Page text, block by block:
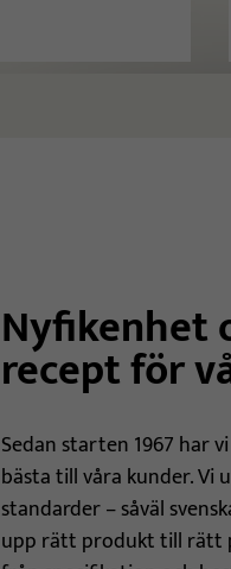
Nyfikenhet
recept för
Sedan starten 1967 har
bästa till våra kunder.
standarder – såväl
upp rätt produkt till rätt